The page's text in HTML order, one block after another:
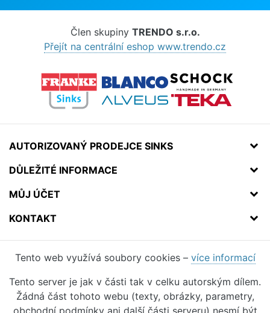
Člen skupiny TRENDO s.r.o.
Přejít na centrální eshop www.trendo.cz
AUTORIZOVANÝ PRODEJCE SINKS
DŮLEŽITÉ INFORMACE
MŮJ ÚČET
KONTAKT
Tento web využívá soubory cookies – více informací
Tento server je jak v části tak v celku autorským dílem.
Žádná část tohoto webu (texty, obrázky, parametry,